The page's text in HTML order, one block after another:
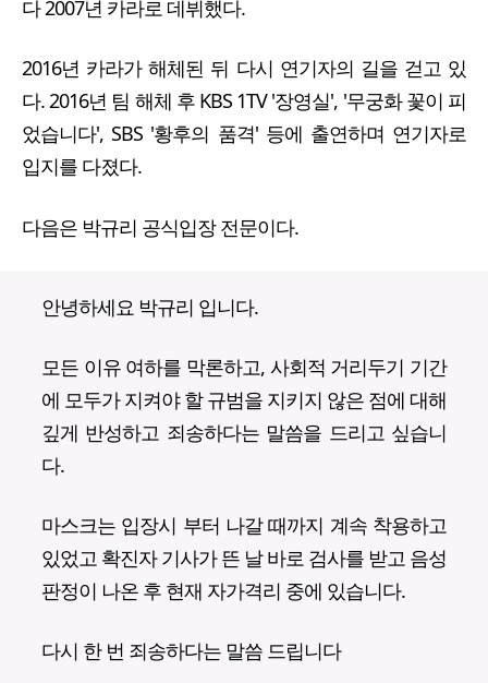
다 2007년 카라로 데뷔했다.
2016년 카라가 해체된 뒤 다시 연기자의 길을 걷고 있
다. 2016년 팀 해체 후 KBS 1TV '장영실', '무궁화 꽃이 피
었습니다', SBS '황후의 품격' 등에 출연하며 연기자로
입지를 다졌다.
다음은 박규리 공식입장 전문이다.
안녕하세요 박규리 입니다.
모든 이유 여하를 막론하고, 사회적 거리두기 기간
에 모두가 지켜야 할 규범을 지키지 않은 점에 대해
깊게 반성하고 죄송하다는 말씀을 드리고 싶습니
다.
마스크는 입장시 부터 나갈 때까지 계속 착용하고
있었고 확진자 기사가 뜬 날 바로 검사를 받고 음성
판정이 나온 후 현재 자가격리 중에 있습니다.
다시 한 번 죄송하다는 말씀 드립니다